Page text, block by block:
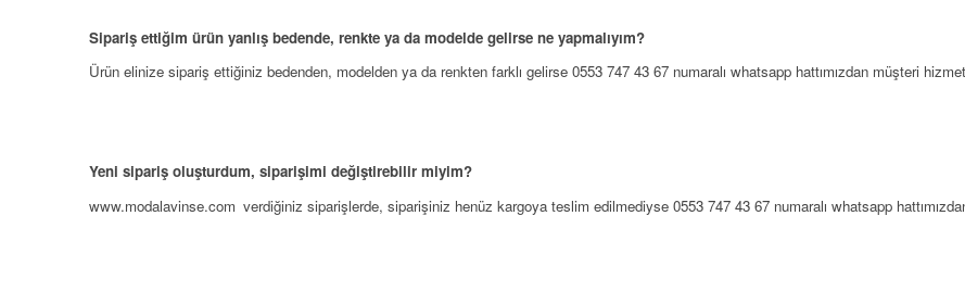
Sipariş ettiğim ürün yanlış bedende, renkte ya da modelde gelirse ne yapmalıyım?
Ürün elinize sipariş ettiğiniz bedenden, modelden ya da renkten farklı gelirse 0553 747 43 67 numaralı whatsapp hattımızdan müşteri
Yeni sipariş oluşturdum, siparişimi değiştirebilir miyim?
www.modalavinse.com verdiğiniz siparişlerde, siparişiniz henüz kargoya teslim edilmediyse 0553 747 43 67 numaralı whatsapp